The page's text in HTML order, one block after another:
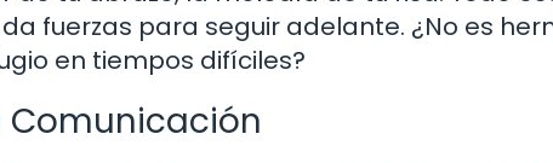
fuerzas para seguir adelante. ¿No es
en tiempos difíciles?
Comunicación